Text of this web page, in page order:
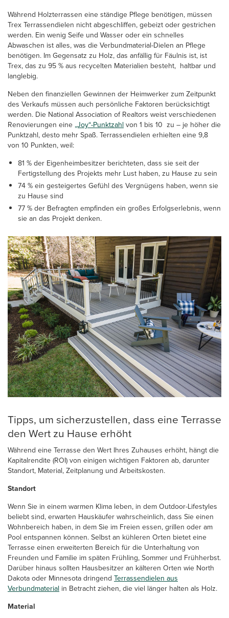
Während Holzterrassen eine ständige Pflege benötigen, müssen
Trex Terrassendielen nicht abgeschliffen, gebeizt oder gestrichen
werden. Ein wenig Seife und Wasser oder ein schnelles
Abwaschen ist alles, was die Verbundmaterial-Dielen an Pflege
benötigen. Im Gegensatz zu Holz, das anfällig für Fäulnis ist, ist
Trex, das zu 95 % aus recycelten Materialien besteht, haltbar und
langlebig.
Neben den finanziellen Gewinnen der Heimwerker zum Zeitpunkt
des Verkaufs müssen auch persönliche Faktoren berücksichtigt
werden. Die National Association of Realtors weist verschiedenen
Renovierungen eine „Joy“-Punktzahl von 1 bis 10 zu – je höher die
Punktzahl, desto mehr Spaß. Terrassendielen erhielten eine 9,8
von 10 Punkten, weil:
81 % der Eigenheimbesitzer berichteten, dass sie seit der
Fertigstellung des Projekts mehr Lust haben, zu Hause zu sein
74 % ein gesteigertes Gefühl des Vergnügens haben, wenn sie
zu Hause sind
77 % der Befragten empfinden ein großes Erfolgserlebnis, wenn
sie an das Projekt denken.
Tipps, um sicherzustellen, dass eine Terrasse
den Wert zu Hause erhöht
Während eine Terrasse den Wert Ihres Zuhauses erhöht, hängt die
Kapitalrendite (ROI) von einigen wichtigen Faktoren ab, darunter
Standort, Material, Zeitplanung und Arbeitskosten.
Standort
Wenn Sie in einem warmen Klima leben, in dem Outdoor-Lifestyles
beliebt sind, erwarten Hauskäufer wahrscheinlich, dass Sie einen
Wohnbereich haben, in dem Sie im Freien essen, grillen oder am
Pool entspannen können. Selbst an kühleren Orten bietet eine
Terrasse einen erweiterten Bereich für die Unterhaltung von
Freunden und Familie im späten Frühling, Sommer und Frühherbst.
Darüber hinaus sollten Hausbesitzer an kälteren Orten wie North
Dakota oder Minnesota dringend Terrassendielen aus
Verbundmaterial in Betracht ziehen, die viel länger halten als Holz.
Material